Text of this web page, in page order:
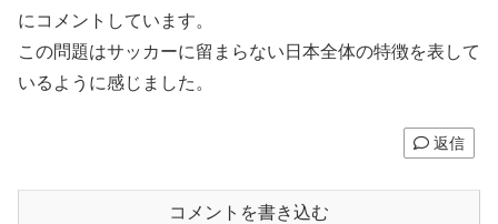
にコメントしています。
この問題はサッカーに留まらない日本全体の特徴を表して
いるように感じました。
返信
コメントを書き込む